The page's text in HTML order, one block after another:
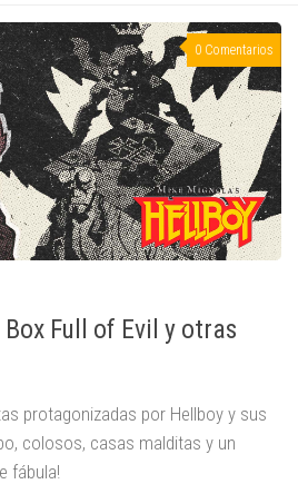
0 Comentarios
Full of Evil y otras
protagonizadas por Hellboy y sus
colosos, casas malditas y un
fábula!